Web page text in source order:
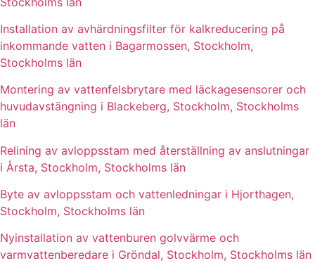
Installation av avhärdningsfilter för kalkreducering på
inkommande vatten i Bagarmossen, Stockholm,
Stockholms län
Montering av vattenfelsbrytare med läckagesensorer och
huvudavstängning i Blackeberg, Stockholm, Stockholms
län
Relining av avloppsstam med återställning av anslutningar
i Årsta, Stockholm, Stockholms län
Byte av avloppsstam och vattenledningar i Hjorthagen,
Stockholm, Stockholms län
Nyinstallation av vattenburen golvvärme och
varmvattenberedare i Gröndal, Stockholm, Stockholms län